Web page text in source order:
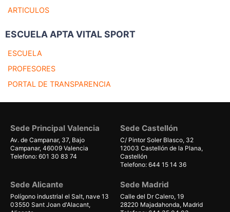
ARTICULOS
ESCUELA APTA VITAL SPORT
ESCUELA
PROFESORES
PORTAL DE TRANSPARENCIA
Sede Principal Valencia
Av. de Campanar, 37, Bajo
Campanar, 46009 Valencia
Telefono: 601 30 83 74
Sede Castellón
C/ Pintor Soler Blasco, 32
12003 Castellón de la Plana,
Castellón
Telefono: 644 15 14 36
Sede Alicante
Polígono industrial el Salt, nave 13
03550 Sant Joan d'Alacant,
Sede Madrid
Calle del Dr Calero, 19
28220 Majadahonda, Madrid